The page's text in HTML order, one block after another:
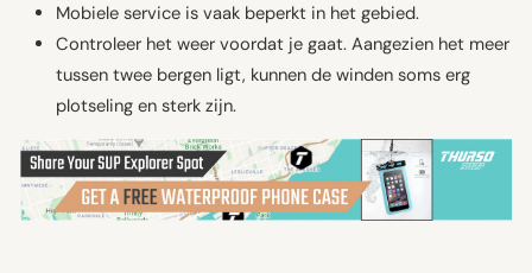
Mobiele service is vaak beperkt in het gebied.
Controleer het weer voordat je gaat. Aangezien het meer
tussen twee bergen ligt, kunnen de winden soms erg
plotseling en sterk zijn.